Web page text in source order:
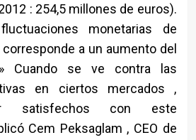
: 254,5 millones de euros).
monetarias de
a un aumento del
Cuando se ve contra las
en ciertos mercados ,
satisfechos con este
Cem Peksaglam , CEO de